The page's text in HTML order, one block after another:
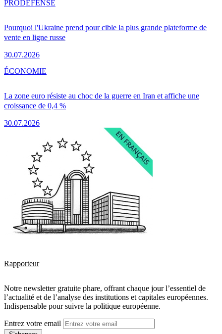
Pourquoi l'Ukraine prend pour cible la plus grande plateforme de
vente en ligne russe
30.07.2026
PRODÉFENSE
La zone euro résiste au choc de la guerre en Iran et affiche une
croissance de 0,4 %
30.07.2026
ÉCONOMIE
Rapporteur
Notre newsletter gratuite phare, offrant chaque jour l’essentiel de
l’actualité et de l’analyse des institutions et capitales européennes.
Indispensable pour suivre la politique européenne.
Entrez votre email